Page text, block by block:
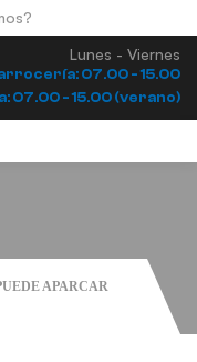
Lunes - Viernes
07.00 - 15.00
07.00 - 15.00 (verano)
APARCAR